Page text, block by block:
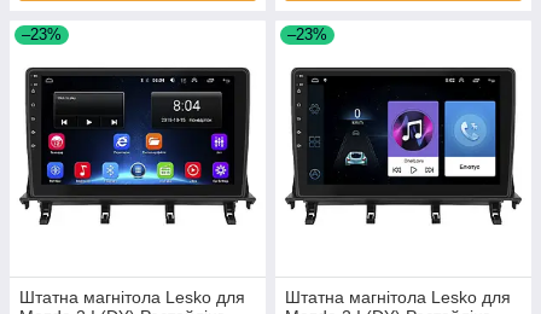
–23%
Штатна магнітола Lesko для
–23%
Штатна магнітола Lesko для